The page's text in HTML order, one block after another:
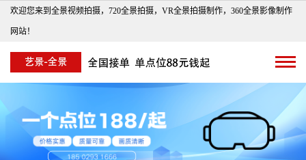
欢迎您来到全景视频拍摄，720全景拍摄，VR全景拍摄制作，360全景影像制作
网站！